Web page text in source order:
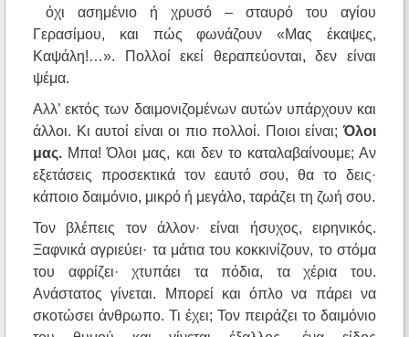
όχι ασημένιο ή χρυσό – σταυρό του αγίου
Γερασίμου, και πώς φωνάζουν «Μας έκαψες,
Καψάλη!…». Πολλοί εκεί θεραπεύονται, δεν είναι
ψέμα.
Αλλ’ εκτός των δαιμονιζομένων αυτών υπάρχουν και
άλλοι. Κι αυτοί είναι οι πιο πολλοί. Ποιοι είναι;Όλοι
μας. Μπα! Όλοι μας, και δεν το καταλαβαίνουμε; Αν
εξετάσεις προσεκτικά τον εαυτό σου, θα το δεις·
κάποιο δαιμόνιο, μικρό ή μεγάλο, ταράζει τη ζωή σου.
Τον βλέπεις τον άλλον· είναι ήσυχος, ειρηνικός.
Ξαφνικά αγριεύει· τα μάτια του κοκκινίζουν, το στόμα
του αφρίζει· χτυπάει τα πόδια, τα χέρια του.
Ανάστατος γίνεται. Μπορεί και όπλο να πάρει να
σκοτώσει άνθρωπο. Τι έχει; Τον πειράζει το δαιμόνιο